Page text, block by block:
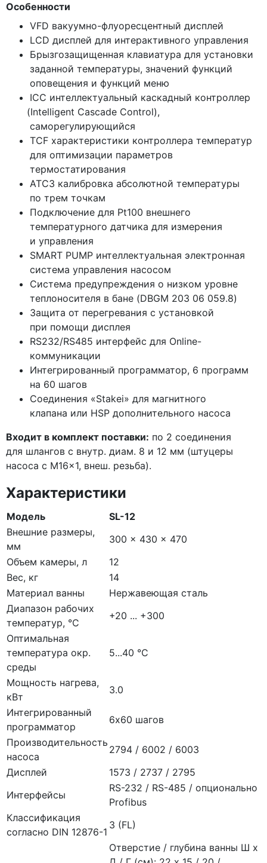
Особенности
VFD вакуумно-флуоресцентный дисплей
LCD дисплей для интерактивного управления
Брызгозащищенная клавиатура для установки
заданной температуры, значений функций
оповещения и функций меню
ICC интеллектуальный каскадный контроллер
(Intelligent Cascade Control),
саморегулирующийся
TCF характеристики контроллера температур
для оптимизации параметров
термостатирования
ATC3 калибровка абсолютной температуры
по трем точкам
Подключение для Pt100 внешнего
температурного датчика для измерения
и управления
SMART PUMP интеллектуальная электронная
система управления насосом
Система предупреждения о низком уровне
теплоносителя в бане (DBGM 203 06 059.8)
Защита от перегревания с установкой
при помощи дисплея
RS232/RS485 интерфейс для Online-
коммуникации
Интегрированный программатор, 6 программ
на 60 шагов
Соединения «Stakei» для магнитного
клапана или HSP дополнительного насоса
Входит в комплект поставки: по 2 соединения
для шлангов с внутр. диам. 8 и 12 мм (штуцеры
насоса с M16x1, внеш. резьба).
Характеристики
Модель
SL-12
Внешние размеры,
мм
300 x 430 x 470
Объем камеры, л
12
Вес, кг
14
Материал ванны
Нержавеющая сталь
Диапазон рабочих
температур, °C
+20 ... +300
Оптимальная
температура окр.
среды
5...40 °C
Мощность нагрева,
кВт
3.0
Интегрированный
программатор
6х60 шагов
Производительность
насоса
2794 / 6002 / 6003
Дисплей
1573 / 2737 / 2795
Интерфейсы
RS-232 / RS-485 / опционально
Profibus
Классификация
согласно DIN 12876-1
3 (FL)
Отверстие / глубина ванны Ш х